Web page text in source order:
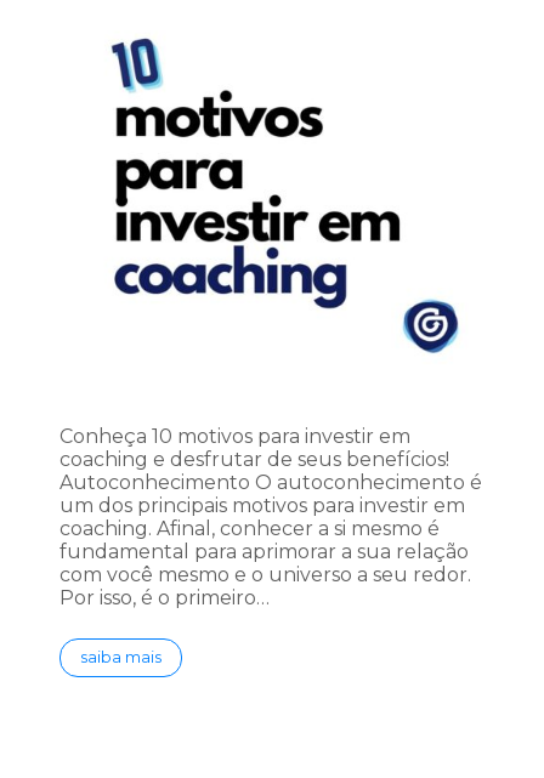
Conheça 10 motivos para investir em
coaching e desfrutar de seus benefícios!
Autoconhecimento O autoconhecimento é
um dos principais motivos para investir em
coaching. Afinal, conhecer a si mesmo é
fundamental para aprimorar a sua relação
com você mesmo e o universo a seu redor.
Por isso, é o primeiro…
saiba mais